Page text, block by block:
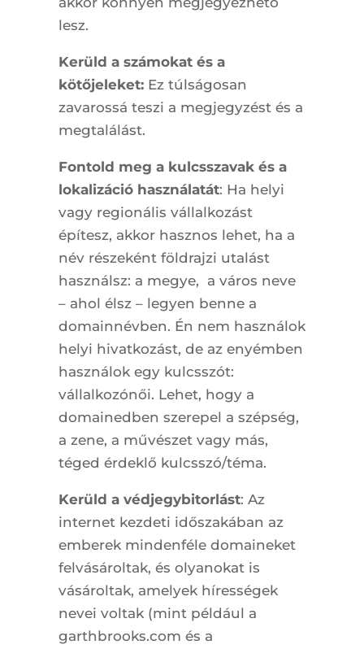
lesz.
Kerüld a számokat és a
kötőjeleket:Ez túlságosan
zavarossá teszi a megjegyzést és a
megtalálást.
Fontold meg a kulcsszavak és a
lokalizáció használatát: Ha helyi
vagy regionális vállalkozást
építesz, akkor hasznos lehet, ha a
név részeként földrajzi utalást
használsz: a megye, a város neve
– ahol élsz – legyen benne a
domainnévben. Én nem használok
helyi hivatkozást, de az enyémben
használok egy kulcsszót:
vállalkozónői. Lehet, hogy a
domainedben szerepel a szépség,
a zene, a művészet vagy más,
téged érdeklő kulcsszó/téma.
Kerüld a védjegybitorlást: Az
internet kezdeti időszakában az
emberek mindenféle domaineket
felvásároltak, és olyanokat is
vásároltak, amelyek hírességek
nevei voltak (mint például a
garthbrooks.com és a